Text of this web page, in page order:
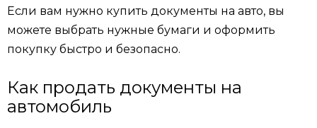
Если вам нужно купить документы на авто, вы
можете выбрать нужные бумаги и оформить
покупку быстро и безопасно.
Как продать документы на
автомобиль